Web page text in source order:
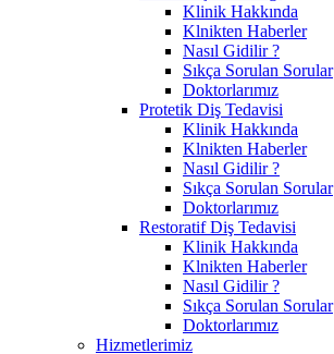
Klinik Hakkında
Klnikten Haberler
Nasıl Gidilir ?
Sıkça Sorulan Sorular
Doktorlarımız
Protetik Diş Tedavisi
Klinik Hakkında
Klnikten Haberler
Nasıl Gidilir ?
Sıkça Sorulan Sorular
Doktorlarımız
Restoratif Diş Tedavisi
Klinik Hakkında
Klnikten Haberler
Nasıl Gidilir ?
Sıkça Sorulan Sorular
Doktorlarımız
Hizmetlerimiz